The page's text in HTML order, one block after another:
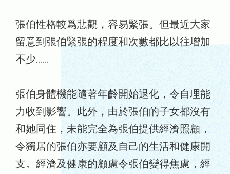
張伯性格較爲悲觀，容易緊張。但最近大家
留意到張伯緊張的程度和次數都比以往增加
不少……
張伯身體機能隨著年齡開始退化，令自理能
力收到影響。此外，由於張伯的子女都沒有
和她同住，未能完全為張伯提供經濟照顧，
令獨居的張伯亦要顧及自己的生活和健康開
支。經濟及健康的顧慮令張伯變得焦慮，經